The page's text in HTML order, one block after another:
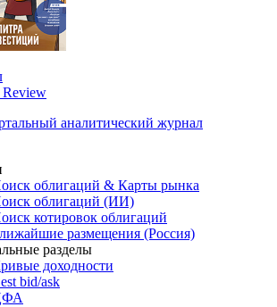
аналитический журнал
облигаций & Карты рынка
облигаций (ИИ)
котировок облигаций
размещения (Россия)